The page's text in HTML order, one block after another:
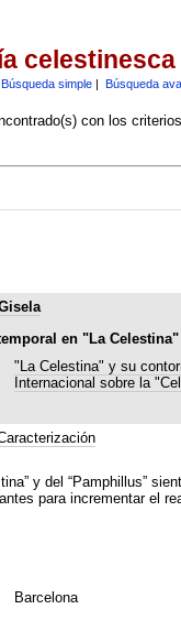
celestinesca
Búsqueda simple| Búsqueda
con los
en "La
"La Celestina" y su
Internacional sobre la
y del “Pamphillus”
para incrementar el
Barcelona